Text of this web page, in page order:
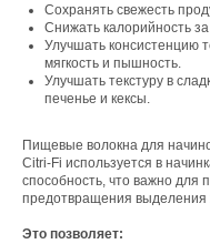
Сохранять свежесть
Снижать калорийность
Улучшать консистенцию
мягкость и пышность.
Улучшать текстуру в
печенье и кексы.
Пищевые волокна для
Citri-Fi используется в
способность, что важно для
предотвращения выделения
Это позволяет: